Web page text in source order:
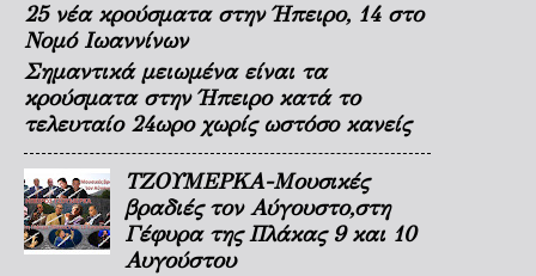
25 νέα κρούσματα στην Ήπειρο, 14 στο
Νομό Ιωαννίνων
Σημαντικά μειωμένα είναι τα
κρούσματα στην Ήπειρο κατά το
τελευταίο 24ωρο χωρίς ωστόσο κανείς
ΤΖΟΥΜΕΡΚΑ-Μουσικές
βραδιές τον Αύγουστο,στη
Γέφυρα της Πλάκας 9 και 10
Αυγούστου